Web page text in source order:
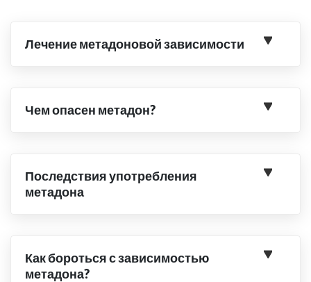
Лечение метадоновой зависимости
Чем опасен метадон?
Последствия употребления
метадона
Как бороться с зависимостью
метадона?